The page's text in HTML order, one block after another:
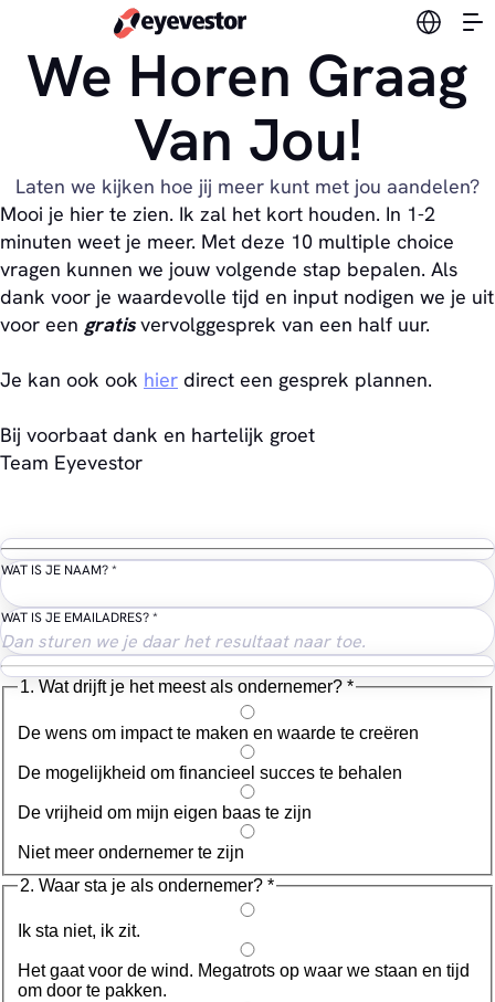
We Horen Graag
Van Jou!
Laten we kijken hoe jij meer kunt met jou aandelen?
Mooi je hier te zien. Ik zal het kort houden. In 1-2
minuten weet je meer. Met deze 10 multiple choice
vragen kunnen we jouw volgende stap bepalen. Als
dank voor je waardevolle tijd en input nodigen we je uit
voor een gratisvervolggesprek van een half uur.
Je kan ook ook hier direct een gesprek plannen.
Bij voorbaat dank en hartelijk groet
Team Eyevestor
WAT IS JE NAAM?*
WAT IS JE EMAILADRES?*
1. Wat drijft je het meest als ondernemer? *
De wens om impact te maken en waarde te creëren
De mogelijkheid om financieel succes te behalen
De vrijheid om mijn eigen baas te zijn
Niet meer ondernemer te zijn
2. Waar sta je als ondernemer? *
Ik sta niet, ik zit.
Het gaat voor de wind. Megatrots op waar we staan en tijd
om door te pakken.